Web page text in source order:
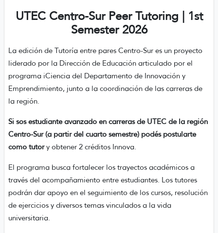
UTEC Centro-Sur Peer Tutoring | 1st
Semester 2026
La edición de Tutoría entre pares Centro-Sur es un proyecto
liderado por la Dirección de Educación articulado por el
programa iCiencia del Departamento de Innovación y
Emprendimiento, junto a la coordinación de las carreras de
la región.
Si sos estudiante avanzado en carreras de UTEC de la región
Centro-Sur (a partir del cuarto semestre) podés postularte
como tutor y obtener 2 créditos Innova.
El programa busca fortalecer los trayectos académicos a
través del acompañamiento entre estudiantes. Los tutores
podrán dar apoyo en el seguimiento de los cursos, resolución
de ejercicios y diversos temas vinculados a la vida
universitaria.